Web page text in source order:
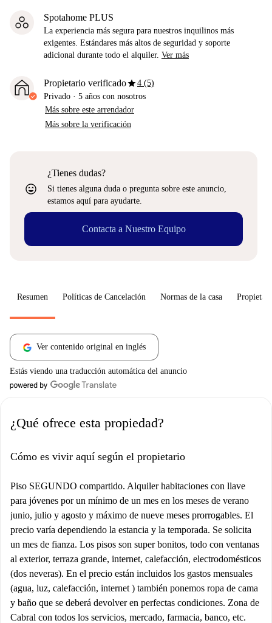
Spotahome PLUS
La experiencia más segura para nuestros inquilinos más
exigentes. Estándares más altos de seguridad y soporte
adicional durante todo el alquiler. Ver más
Propietario verificadostar4 (5)
Privado · 5 años con nosotros
Más sobre este arrendador
Más sobre la verificación
sentiment_very_satisfied
¿Tienes dudas?
Si tienes alguna duda o pregunta sobre este anuncio,
estamos aquí para ayudarte.
Contacta a Nuestro Equipo
Resumen Políticas de Cancelación Normas de la casa
Ver contenido original en inglés
Estás viendo una traducción automática del anuncio
¿Qué ofrece esta propiedad?
Cómo es vivir aquí según el propietario
Piso SEGUNDO compartido. Alquiler habitaciones con llave
para jóvenes por un mínimo de un mes en los meses de verano
junio, julio y agosto y máximo de nueve meses prorrogables. El
precio varía dependiendo la estancia y la temporada. Se solicita
un mes de fianza. Los pisos son super bonitos, todo con ventanas
al exterior, terraza grande, internet, calefacción, electrodomésticos
(dos neveras). En el precio están incluidos los gastos mensuales
(agua, luz, calefacción, internet ) también ponemos ropa de cama
y baño que se deberá devolver en perfectas condiciones. Zona de
Cabral con todos los servicios, mercado, farmacia, banco, etc.